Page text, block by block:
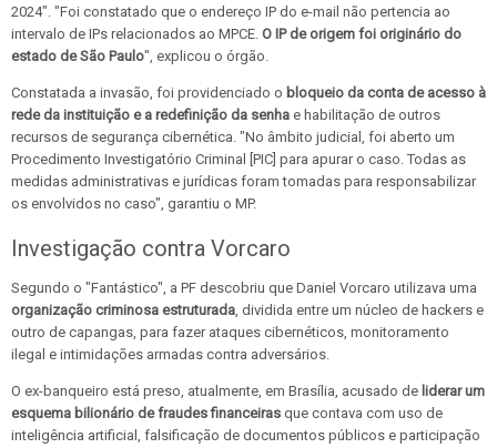
2024". "Foi constatado que o endereço IP do e-mail não pertencia ao
intervalo de IPs relacionados ao MPCE. O IP de origem foi originário do
estado de São Paulo", explicou o órgão.
Constatada a invasão, foi providenciado o bloqueio da conta de acesso à
rede da instituição e a redefinição da senha e habilitação de outros
recursos de segurança cibernética. "No âmbito judicial, foi aberto um
Procedimento Investigatório Criminal [PIC] para apurar o caso. Todas as
medidas administrativas e jurídicas foram tomadas para responsabilizar
os envolvidos no caso", garantiu o MP.
Investigação contra Vorcaro
Segundo o "Fantástico", a PF descobriu que Daniel Vorcaro utilizava uma
organização criminosa estruturada, dividida entre um núcleo de hackers e
outro de capangas, para fazer ataques cibernéticos, monitoramento
ilegal e intimidações armadas contra adversários.
O ex-banqueiro está preso, atualmente, em Brasília, acusado de liderar um
esquema bilionário de fraudes financeiras que contava com uso de
inteligência artificial, falsificação de documentos públicos e participação